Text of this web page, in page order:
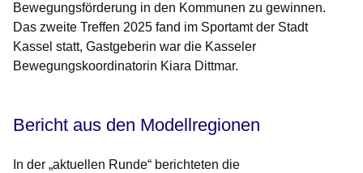
Bewegungsförderung in den Kommunen zu gewinnen.
Das zweite Treffen 2025 fand im Sportamt der Stadt
Kassel statt, Gastgeberin war die Kasseler
Bewegungskoordinatorin Kiara Dittmar.
Bericht aus den Modellregionen
In der „aktuellen Runde“ berichteten die